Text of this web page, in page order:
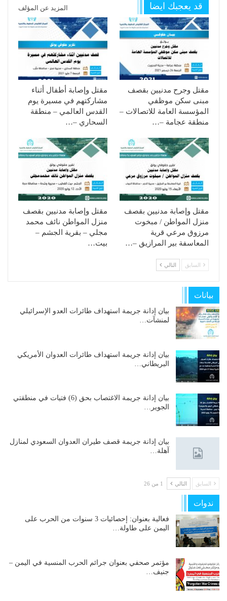
قد يعجبك ايضا المزيد عن المؤلف
مقتل وجرح مدنيين بقصف
مبنى سكن موظفي
المؤسسة العامة للاتصالات –
منطقة عجامة –…
مقتل وإصابة أطفال أثناء
مشاركتهم في مسيرة يوم
القدس العالمي – منطقة
السحاري –…
مقتل وإصابة مدنيين بقصف
منزل المواطن / مبخوت
مرزوق مرعي قرية
المعاسفة بير المرازيق –…
مقتل وإصابة مدنيين بقصف
منزل المواطن نائف محمد
مجلي – بقرية الجشم –
بيت…
السابق التالي
بيانات
بيان إدانة جريمة استهداف طائرات العدو الإسرائيلي
لمنشآت…
بيان إدانة جريمة استهداف طائرات العدوان الأمريكي
البريطاني…
بيان إدانة جريمة الاغتصاب بحق (6) فتيات في منطقتي
الجوير…
بيان إدانة جريمة قصف طيران العدوان السعودي لمنازل
آهلة…
السابق التالي 1 من 26
ندوات
فعالية بعنوان: إحصائيات 3 سنوات من الحرب على
اليمن على طاولة…
مؤتمر صحفي بعنوان جرائم الحرب المنسية في اليمن –
جنيف…